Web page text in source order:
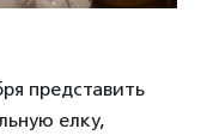
представить
елку,